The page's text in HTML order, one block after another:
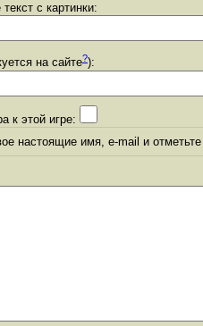
с картинки:
на сайте?):
к этой игре:
настоящие имя, e-mail и